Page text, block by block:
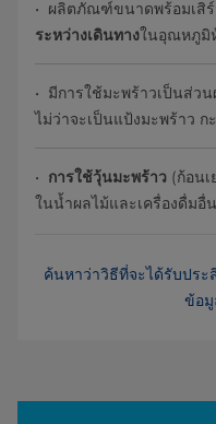
• ผลิตภัณฑ์ขนาดพร้อมเสิ
ระหว่างเดินทางในอุณหภูมิ
• มีการใช้มะพร้าวเป็นส่ว
ไม่ว่าจะเป็นแป้งมะพร้าว
• การใช้วุ้นมะพร้าว (ก้อน
ในน้ำผลไม้และเครื่องดื่มอื่
ค้นหาว่าวิธีที่จะได้รับประ
ข้อมู